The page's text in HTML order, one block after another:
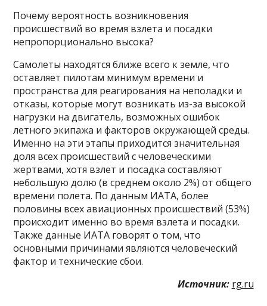
Почему вероятность возникновения
происшествий во время взлета и посадки
непропорционально высока?
Самолеты находятся ближе всего к земле, что
оставляет пилотам минимум времени и
пространства для реагирования на неполадки и
отказы, которые могут возникать из-за высокой
нагрузки на двигатель, возможных ошибок
летного экипажа и факторов окружающей среды.
Именно на эти этапы приходится значительная
доля всех происшествий с человеческими
жертвами, хотя взлет и посадка составляют
небольшую долю (в среднем около 2%) от общего
времени полета. По данным ИАТА, более
половины всех авиационных происшествий (53%)
происходит именно во время взлета и посадки.
Также данные ИАТА говорят о том, что
основными причинами являются человеческий
фактор и технические сбои.
Источник: rg.ru